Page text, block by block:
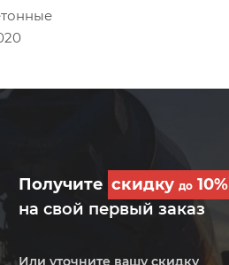
Получите скидку до10%
на свой первый заказ
Или уточните вашу скидку